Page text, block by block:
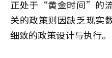
正处于“黄金时间”的
关的政策则因缺乏现实
细致的政策设计与执行。